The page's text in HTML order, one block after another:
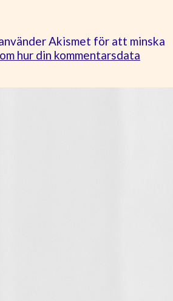
Akismet för att minska
hur din kommentarsdata